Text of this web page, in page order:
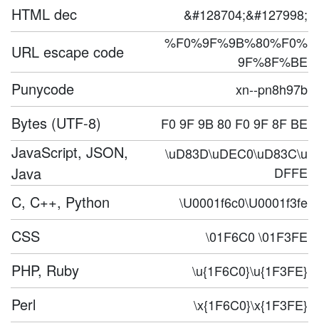
HTML dec &#128704;&#127998;
URL escape code
%F0%9F%9B%80%F0%
9F%8F%BE
Punycode xn--pn8h97b
Bytes (UTF-8) F0 9F 9B 80 F0 9F 8F BE
JavaScript, JSON,
Java
\uD83D\uDEC0\uD83C\u
DFFE
C, C++, Python \U0001f6c0\U0001f3fe
CSS \01F6C0 \01F3FE
PHP, Ruby \u{1F6C0}\u{1F3FE}
Perl \x{1F6C0}\x{1F3FE}